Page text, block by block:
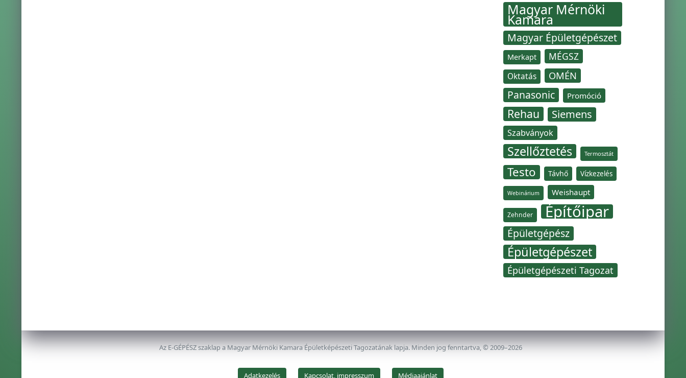
Magyar Mérnöki
Kamara
Magyar Épületgépészet
Merkapt MÉGSZ
Oktatás OMÉN
Panasonic Promóció
Rehau Siemens
Szabványok
Szellőztetés Termosztát
Testo Távhő Vízkezelés
Webinárium Weishaupt
Zehnder Építőipar
Épületgépész
Épületgépészet
Épületgépészeti Tagozat
Az E-GÉPÉSZ szaklap a Magyar Mérnöki Kamara Épületképészeti Tagozatának lapja. Minden jog fenntartva, © 2009–2026
Adatkezelés Kapcsolat, impresszum Médiaajánlat